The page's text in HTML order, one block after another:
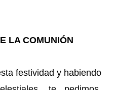
LA COMUNIÓN
festividad y habiendo